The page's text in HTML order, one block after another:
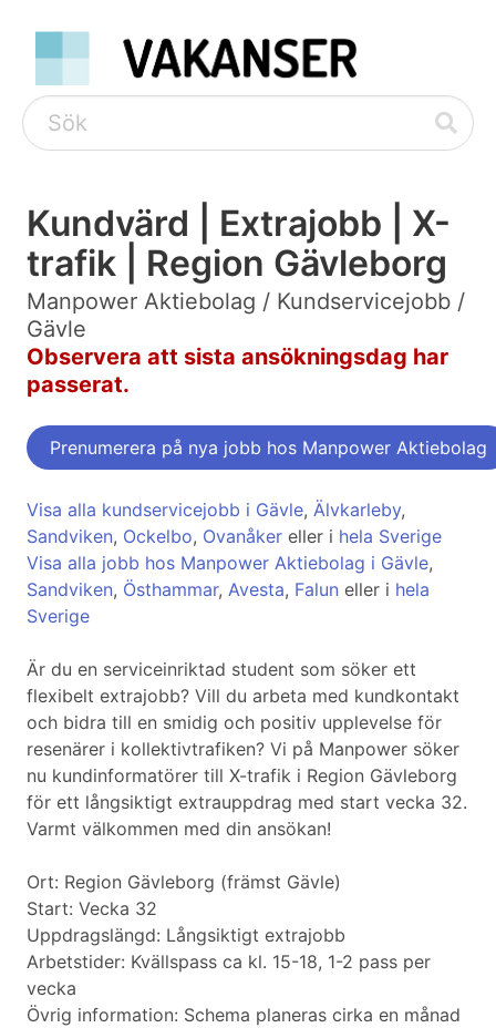
Kundvärd | Extrajobb | X-
trafik | Region Gävleborg
Manpower Aktiebolag / Kundservicejobb /
Gävle
Observera att sista ansökningsdag har
passerat.
Prenumerera på nya jobb hos Manpower Aktiebolag
Visa alla kundservicejobb i Gävle, Älvkarleby,
Sandviken, Ockelbo, Ovanåker eller i hela Sverige
Visa alla jobb hos Manpower Aktiebolag i Gävle,
Sandviken, Östhammar, Avesta, Falun eller i hela
Sverige
Är du en serviceinriktad student som söker ett
flexibelt extrajobb? Vill du arbeta med kundkontakt
och bidra till en smidig och positiv upplevelse för
resenärer i kollektivtrafiken? Vi på Manpower söker
nu kundinformatörer till X-trafik i Region Gävleborg
för ett långsiktigt extrauppdrag med start vecka 32.
Varmt välkommen med din ansökan!
Ort: Region Gävleborg (främst Gävle)
Start: Vecka 32
Uppdragslängd: Långsiktigt extrajobb
Arbetstider: Kvällspass ca kl. 15-18, 1-2 pass per
vecka
Övrig information: Schema planeras cirka en månad